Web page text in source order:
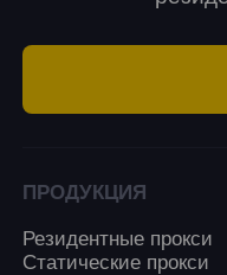
ПРОДУКЦИЯ
Резидентные прокси
Статические прокси